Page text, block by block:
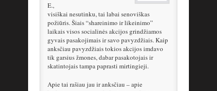
E.,
visiškai nesutinku, tai labai senoviškas
požiūris. Šiais “shareinimo ir likeinimo”
laikais visos socialinės akcijos grindžiamos
gyvais pasakojimais ir savo pavyzdžiais. Kaip
anksčiau pavyzdžiais tokios akcijos imdavo
tik garsius žmones, dabar pasakotojais ir
skatintojais tampa paprasti mirtingieji.
Apie tai rašiau jau ir anksčiau – apie